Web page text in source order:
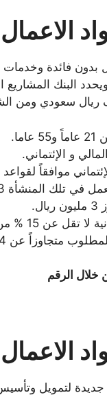
بدون فائدة
البنك
و الإئتماني.
موافقاً لقواعد
3 سنوات كحد أقصى.
إجمالي تشغيل المشروع .
متجاوزاً عن 4 مليون ريال.
خلال الرقم
جديدة لتمويل